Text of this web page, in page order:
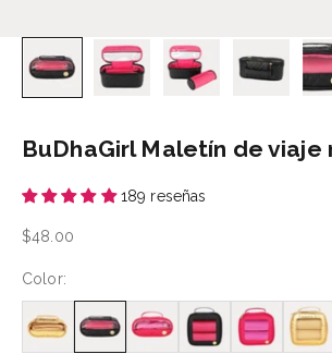
BuDhaGirl Maletín de viaje
189 reseñas
Precio de oferta
$48.00
Color: